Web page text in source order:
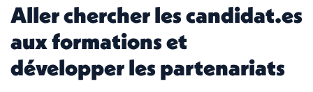
Aller chercher les candidat.es
aux formations et
développer les partenariats